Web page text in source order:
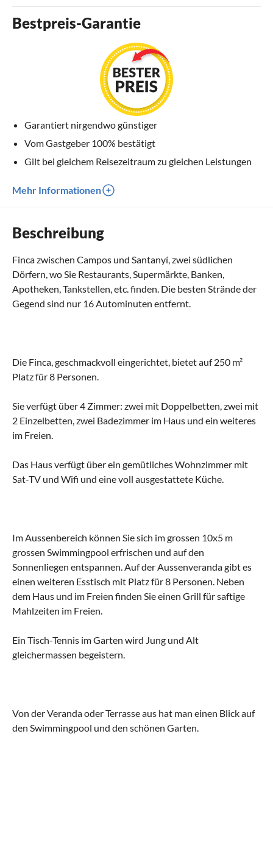
Bestpreis-Garantie
Garantiert nirgendwo günstiger
Vom Gastgeber 100% bestätigt
Gilt bei gleichem Reisezeitraum zu gleichen Leistungen
Mehr Informationen
Beschreibung
Finca zwischen Campos und Santanyí, zwei südlichen
Dörfern, wo Sie Restaurants, Supermärkte, Banken,
Apotheken, Tankstellen, etc. finden. Die besten Strände der
Gegend sind nur 16 Autominuten entfernt.
Die Finca, geschmackvoll eingerichtet, bietet auf 250 m²
Platz für 8 Personen.
Sie verfügt über 4 Zimmer: zwei mit Doppelbetten, zwei mit
2 Einzelbetten, zwei Badezimmer im Haus und ein weiteres
im Freien.
Das Haus verfügt über ein gemütliches Wohnzimmer mit
Sat-TV und Wifi und eine voll ausgestattete Küche.
Im Aussenbereich können Sie sich im grossen 10x5 m
grossen Swimmingpool erfrischen und auf den
Sonnenliegen entspannen. Auf der Aussenveranda gibt es
einen weiteren Esstisch mit Platz für 8 Personen. Neben
dem Haus und im Freien finden Sie einen Grill für saftige
Mahlzeiten im Freien.
Ein Tisch-Tennis im Garten wird Jung und Alt
gleichermassen begeistern.
Von der Veranda oder Terrasse aus hat man einen Blick auf
den Swimmingpool und den schönen Garten.